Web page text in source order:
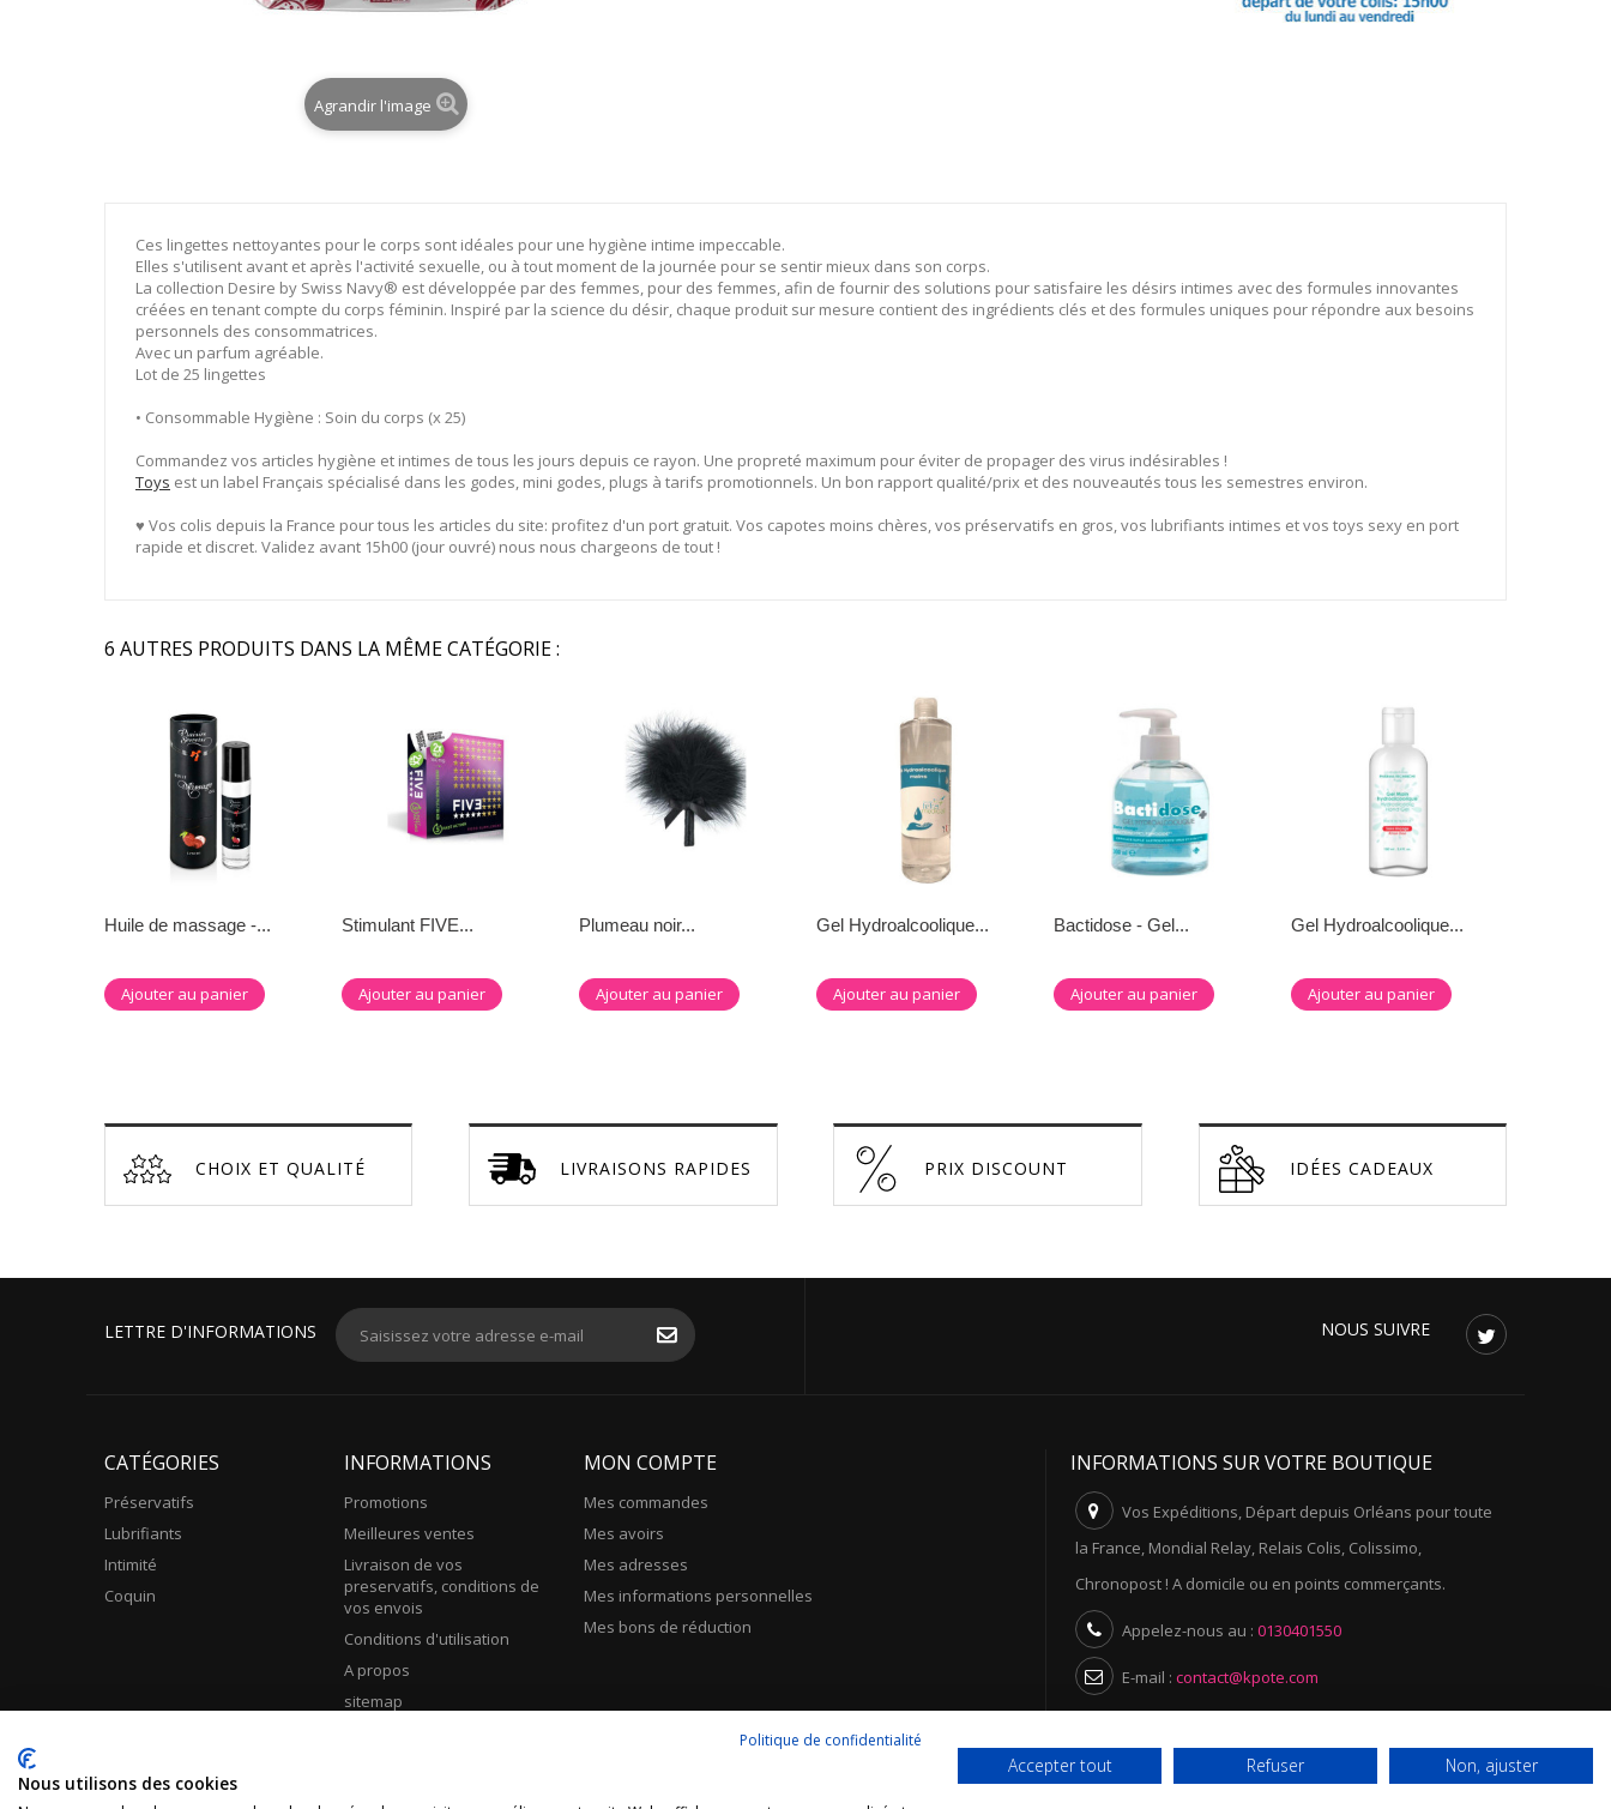
Agrandir l'image
Ces lingettes nettoyantes pour le corps sont idéales pour une hygiène intime impeccable.
Elles s'utilisent avant et après l'activité sexuelle, ou à tout moment de la journée pour se sentir mieux dans son corps.
La collection Desire by Swiss Navy® est développée par des femmes, pour des femmes, afin de fournir des solutions pour satisfaire les désirs intimes avec des formules innovantes
créées en tenant compte du corps féminin. Inspiré par la science du désir, chaque produit sur mesure contient des ingrédients clés et des formules uniques pour répondre aux besoins
personnels des consommatrices.
Avec un parfum agréable.
Lot de 25 lingettes
• Consommable Hygiène : Soin du corps (x 25)
Commandez vos articles hygiène et intimes de tous les jours depuis ce rayon. Une propreté maximum pour éviter de propager des virus indésirables !
Toys est un label Français spécialisé dans les godes, mini godes, plugs à tarifs promotionnels. Un bon rapport qualité/prix et des nouveautés tous les semestres environ.
♥ Vos colis depuis la France pour tous les articles du site: profitez d'un port gratuit. Vos capotes moins chères, vos préservatifs en gros, vos lubrifiants intimes et vos toys sexy en port
rapide et discret. Validez avant 15h00 (jour ouvré) nous nous chargeons de tout !
6 AUTRES PRODUITS DANS LA MÊME CATÉGORIE :
Huile de massage -...
Ajouter au panier
Stimulant FIVE...
Ajouter au panier
Plumeau noir...
Ajouter au panier
Gel Hydroalcoolique...
Ajouter au panier
Bactidose - Gel...
Ajouter au panier
Gel Hydroalcoolique...
Ajouter au panier
CHOIX ET QUALITÉ LIVRAISONS RAPIDES PRIX DISCOUNT IDÉES CADEAUX
LETTRE D'INFORMATIONS NOUS SUIVRE
CATÉGORIES
Préservatifs
Lubrifiants
Intimité
Coquin
INFORMATIONS
Promotions
Meilleures ventes
Livraison de vos
preservatifs, conditions de
vos envois
Conditions d'utilisation
A propos
sitemap
MON COMPTE
Mes commandes
Mes avoirs
Mes adresses
Mes informations personnelles
Mes bons de réduction
INFORMATIONS SUR VOTRE BOUTIQUE
Vos Expéditions, Départ depuis Orléans pour toute
la France, Mondial Relay, Relais Colis, Colissimo,
Chronopost ! A domicile ou en points commerçants.
Appelez-nous au : 0130401550
E-mail : contact@kpote.com
Politique de confidentialité
Nous utilisons des cookies
Accepter tout Refuser Non, ajuster